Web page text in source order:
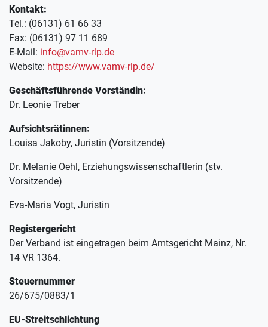
Kontakt:
Tel.: (06131) 61 66 33
Fax: (06131) 97 11 689
E-Mail: info@vamv-rlp.de
Website: https://www.vamv-rlp.de/
Geschäftsführende Vorständin:
Dr. Leonie Treber
Aufsichtsrätinnen:
Louisa Jakoby, Juristin (Vorsitzende)
Dr. Melanie Oehl, Erziehungswissenschaftlerin (stv.
Vorsitzende)
Eva-Maria Vogt, Juristin
Registergericht
Der Verband ist eingetragen beim Amtsgericht Mainz, Nr.
14 VR 1364.
Steuernummer
26/675/0883/1
EU-Streitschlichtung